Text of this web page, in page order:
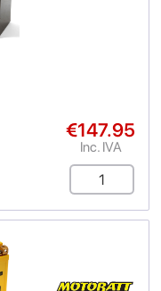
€147.95
Inc. IVA